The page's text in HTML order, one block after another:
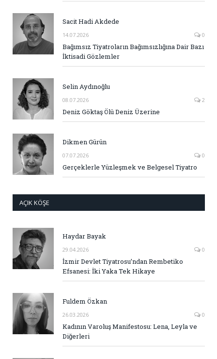
Sacit Hadi Akdede
14.07.2026 0
Bağımsız Tiyatroların Bağımsızlığına Dair Bazı
İktisadi Gözlemler
Selin Aydınoğlu
08.07.2026 2
Deniz Göktaş Ölü Deniz Üzerine
Dikmen Gürün
07.07.2026 0
Gerçeklerle Yüzleşmek ve Belgesel Tiyatro
AÇIK KÖŞE
Haydar Bayak
29.04.2026 0
İzmir Devlet Tiyatrosu’ndan Rembetiko
Efsanesi: İki Yaka Tek Hikaye
Fuldem Özkan
26.03.2026 0
Kadının Varoluş Manifestosu: Lena, Leyla ve
Diğerleri